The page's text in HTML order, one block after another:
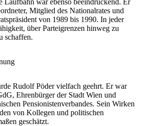
Mitglied des Nationalrates und
von 1989 bis 1990. In jeder
über Parteigrenzen hinweg zu
schaffen.
Rudolf Pöder vielfach geehrt. Er war
Ehrenbürger der Stadt Wien und
Pensionistenverbandes. Sein Wirken
von Kollegen und politischen
geschätzt.